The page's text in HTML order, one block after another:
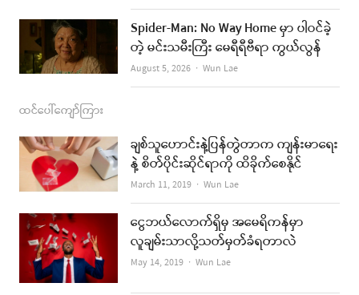
Spider-Man: No Way Home မှာ ပါဝင်ခဲ့
တဲ့ မင်းသမီးကြီး မေရီရီဗီရာ ကွယ်လွန်
August 5, 2026 Author
Wun Lae
ထင်ပေါ်ကျော်ကြား
ချစ်သူဟောင်းနဲ့ပြန်တွဲတာက ကျန်းမာရေး
နဲ့ စိတ်ပိုင်းဆိုင်ရာကို ထိခိုက်စေနိုင်
March 11, 2019 Author
Wun Lae
ငွေဘယ်လောက်ရှိမှ အမေရိကန်မှာ
လူချမ်းသာလို့သတ်မှတ်ခံရတာလဲ
May 14, 2019 Author
Wun Lae